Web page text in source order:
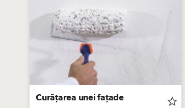
Curățarea unei fațade star_border